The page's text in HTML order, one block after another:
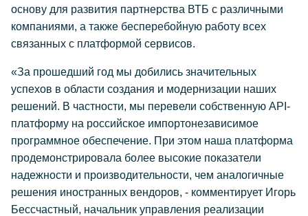
основу для развития партнерства ВТБ с различными
компаниями, а также бесперебойную работу всех
связанных с платформой сервисов.
«За прошедший год мы добились значительных
успехов в области создания и модернизации наших
решений. В частности, мы перевели собственную API-
платформу на российское импортонезависимое
программное обеспечение. При этом наша платформа
продемонстрировала более высокие показатели
надежности и производительности, чем аналогичные
решения иностранных вендоров, - комментирует Игорь
Бессчастный, начальник управления реализации